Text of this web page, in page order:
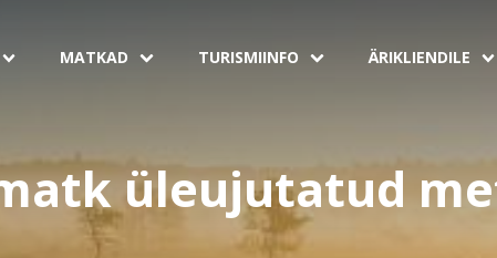
MATKAD TURISMIINFO ÄRIKLIENDILE
üleujutatud